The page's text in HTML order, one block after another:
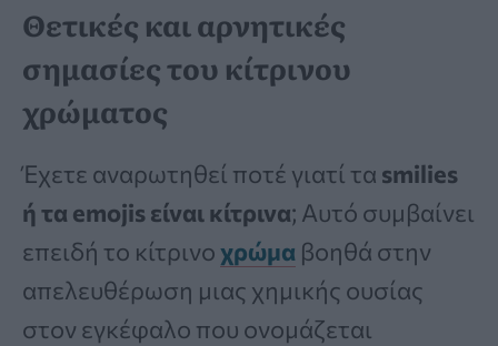
Θετικές και αρνητικές
σημασίες του κίτρινου
χρώματος
Έχετε αναρωτηθεί ποτέ γιατί τα smilies
ή τα emojis είναι κίτρινα; Αυτό συμβαίνει
επειδή το κίτρινοχρώμα βοηθά στην
απελευθέρωση μιας χημικής ουσίας
στον εγκέφαλο που ονομάζεται